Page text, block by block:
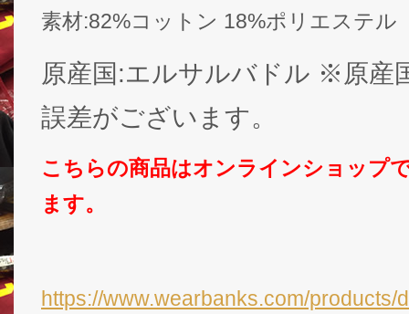
素材:82%コットン 18%ポリエステル
原産国:エルサルバドル ※原産
誤差がございます。
こちらの商品はオンラインショップ
ます。
https://www.wearbanks.com/products/